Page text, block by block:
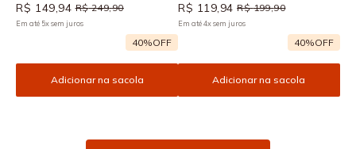
R$ 149 94 R$ 249,90
Em até 5xsem juros
40%OFF
Adicionar na sacola
R$ 119 94 R$ 199,90
Em até4xsem juros
40%OFF
Adicionar na sacola